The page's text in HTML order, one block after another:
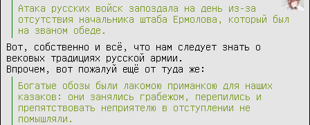
Атака русских войск запоздала на день из-за
отсутствия начальника штаба Ермолова, который был
на званом обеде.
Вот, собственно и всё, что нам следует знать о
вековых традициях русской армии.
Впрочем, вот пожалуй ещё от туда же:
Богатые обозы были лакомою приманкою для наших
казаков: они занялись грабежом, перепились и
препятствовать неприятелю в отступлении не
помышляли.